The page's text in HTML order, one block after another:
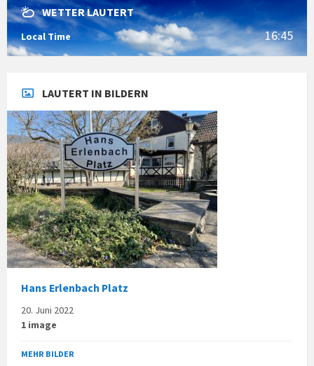
WETTER LAUTERT
Local Time 16:45
LAUTERT IN BILDERN
Hans Erlenbach Platz
20. Juni 2022
1 image
MEHR BILDER